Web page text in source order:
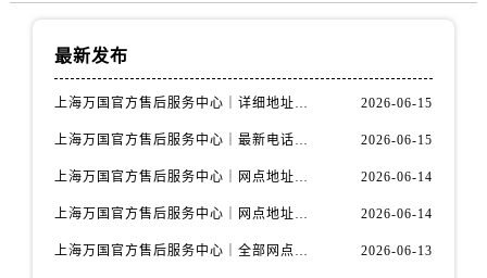
最新发布
2026-06-15
2026-06-15
2026-06-14
2026-06-14
2026-06-13